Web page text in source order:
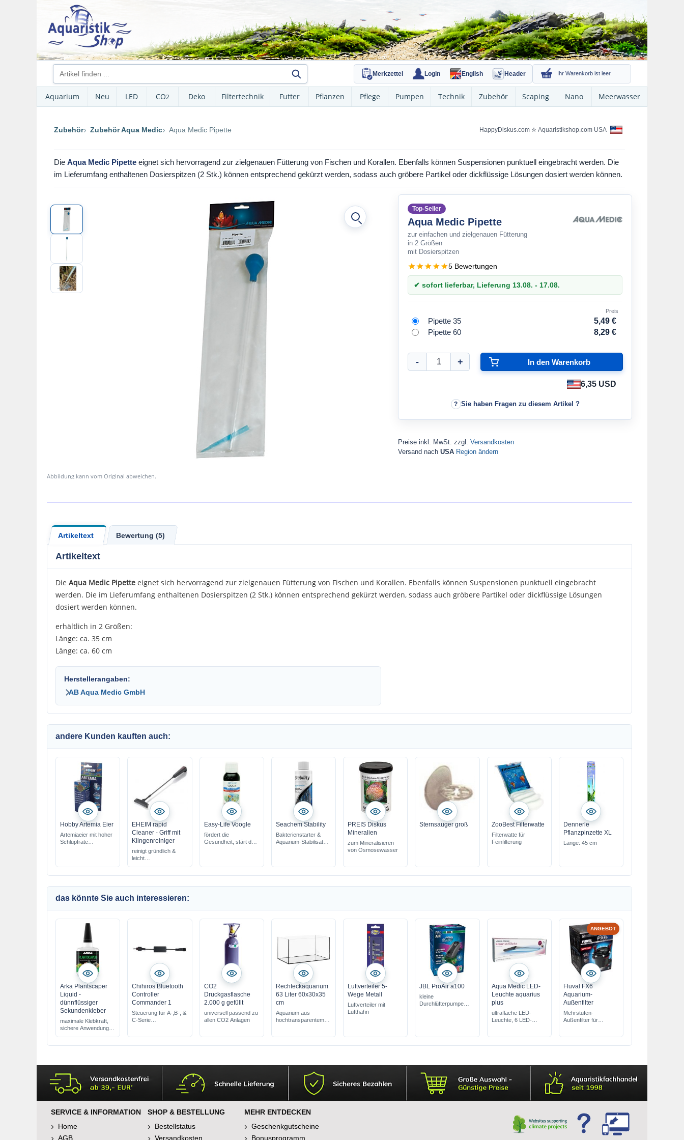
Merkzettel Login English Header Ihr Warenkorb ist leer.
Aquarium Neu LED CO2 Deko Filtertechnik Futter Pflanzen Pflege Pumpen Technik Zubehör Scaping Nano Meerwasser
Zubehör Zubehör Aqua Medic Aqua Medic Pipette HappyDiskus.com ✮ Aquaristikshop.com USA
Die Aqua Medic Pipette eignet sich hervorragend zur zielgenauen Fütterung von Fischen und Korallen. Ebenfalls können Suspensionen punktuell eingebracht werden. Die
im Lieferumfang enthaltenen Dosierspitzen (2 Stk.) können entsprechend gekürzt werden, sodass auch gröbere Partikel oder dickflüssige Lösungen dosiert werden können.
Abbildung kann vom Original abweichen.
Top-Seller
Aqua Medic Pipette
zur einfachen und zielgenauen Fütterung
in 2 Größen
mit Dosierspitzen
5 Bewertungen
✔ sofort lieferbar, Lieferung 13.08. - 17.08.
Preis
Pipette 35
5,49 €
Pipette 60
8,29 €
6,35 USD
Sie haben Fragen zu diesem Artikel ?
Preise inkl. MwSt. zzgl. Versandkosten
Versand nach USA Region ändern
Artikeltext Bewertung (5)
Artikeltext
Die Aqua Medic Pipette eignet sich hervorragend zur zielgenauen Fütterung von Fischen und Korallen. Ebenfalls können Suspensionen punktuell eingebracht
werden. Die im Lieferumfang enthaltenen Dosierspitzen (2 Stk.) können entsprechend gekürzt werden, sodass auch gröbere Partikel oder dickflüssige Lösungen
dosiert werden können.
erhältlich in 2 Größen:
Länge: ca. 35 cm
Länge: ca. 60 cm
Herstellerangaben:
AB Aqua Medic GmbH
andere Kunden kauften auch:
Hobby Artemia Eier
Artemiaeier mit hoher
Schlupfrate
EHEIM rapid
Cleaner - Griff mit
Klingenreiniger
reinigt gründlich &
leicht
Easy-Life Voogle
fördert die
Gesundheit, stärt das
Meerwasser
Seachem Stability
Bakterienstarter &
Aquarium-Stabilisator
PREIS Diskus
Mineralien
zum Mineralisieren
von Osmosewasser
Sternsauger groß ZooBest Filterwatte
Filterwatte für
Feinfilterung
Dennerle
Pflanzpinzette XL
Länge: 45 cm
das könnte Sie auch interessieren:
Arka Plantscaper
Liquid -
dünnflüssiger
Sekundenkleber
maximale Klebkraft,
sichere Anwendung
Chihiros Bluetooth
Controller
Commander 1
Steuerung für A-,B-, &
C-Serie
CO2
Druckgasflasche
2.000 g gefüllt
universell passend zu
allen CO2 Anlagen
Rechteckaquarium
63 Liter 60x30x35
cm
Aquarium aus
hochtransparentem
Luftverteiler 5-
Wege Metall
Luftverteiler mit
Lufthahn
JBL ProAir a100
kleine
Durchlüfterpumpe
Aqua Medic LED-
Leuchte aquarius
plus
ultraflache LED-
Leuchte, 6 LED-
ANGEBOT
Fluval FX6
Aquarium-
Außenfilter
Mehrstufen-
Außenfilter für
SERVICE & INFORMATION
Home
AGB
SHOP & BESTELLUNG
Bestellstatus
Versandkosten
MEHR ENTDECKEN
Geschenkgutscheine
Bonusprogramm